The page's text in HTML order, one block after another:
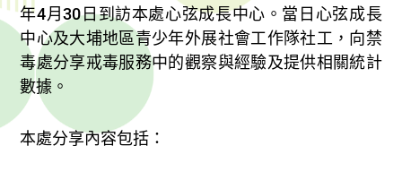
年4月30日到訪本處心弦成長中心。當日心弦成長
中心及大埔地區青少年外展社會工作隊社工，向禁
毒處分享戒毒服務中的觀察與經驗及提供相關統計
數據。
本處分享內容包括：